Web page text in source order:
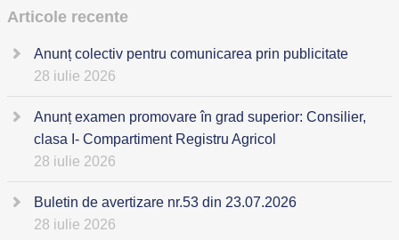
Articole recente
Anunț colectiv pentru comunicarea prin publicitate
28 iulie 2026
Anunț examen promovare în grad superior: Consilier,
clasa I- Compartiment Registru Agricol
28 iulie 2026
Buletin de avertizare nr.53 din 23.07.2026
28 iulie 2026